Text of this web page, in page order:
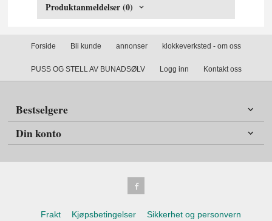
Produktanmeldelser (0)
Forside Bli kunde annonser klokkeverksted - om oss
PUSS OG STELL AV BUNADSØLV Logg inn Kontakt oss
Bestselgere
Din konto
Frakt Kjøpsbetingelser Sikkerhet og personvern